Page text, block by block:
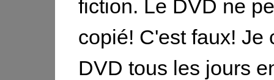
fiction. Le DVD ne
copié! C'est faux! Je
DVD tous les jours